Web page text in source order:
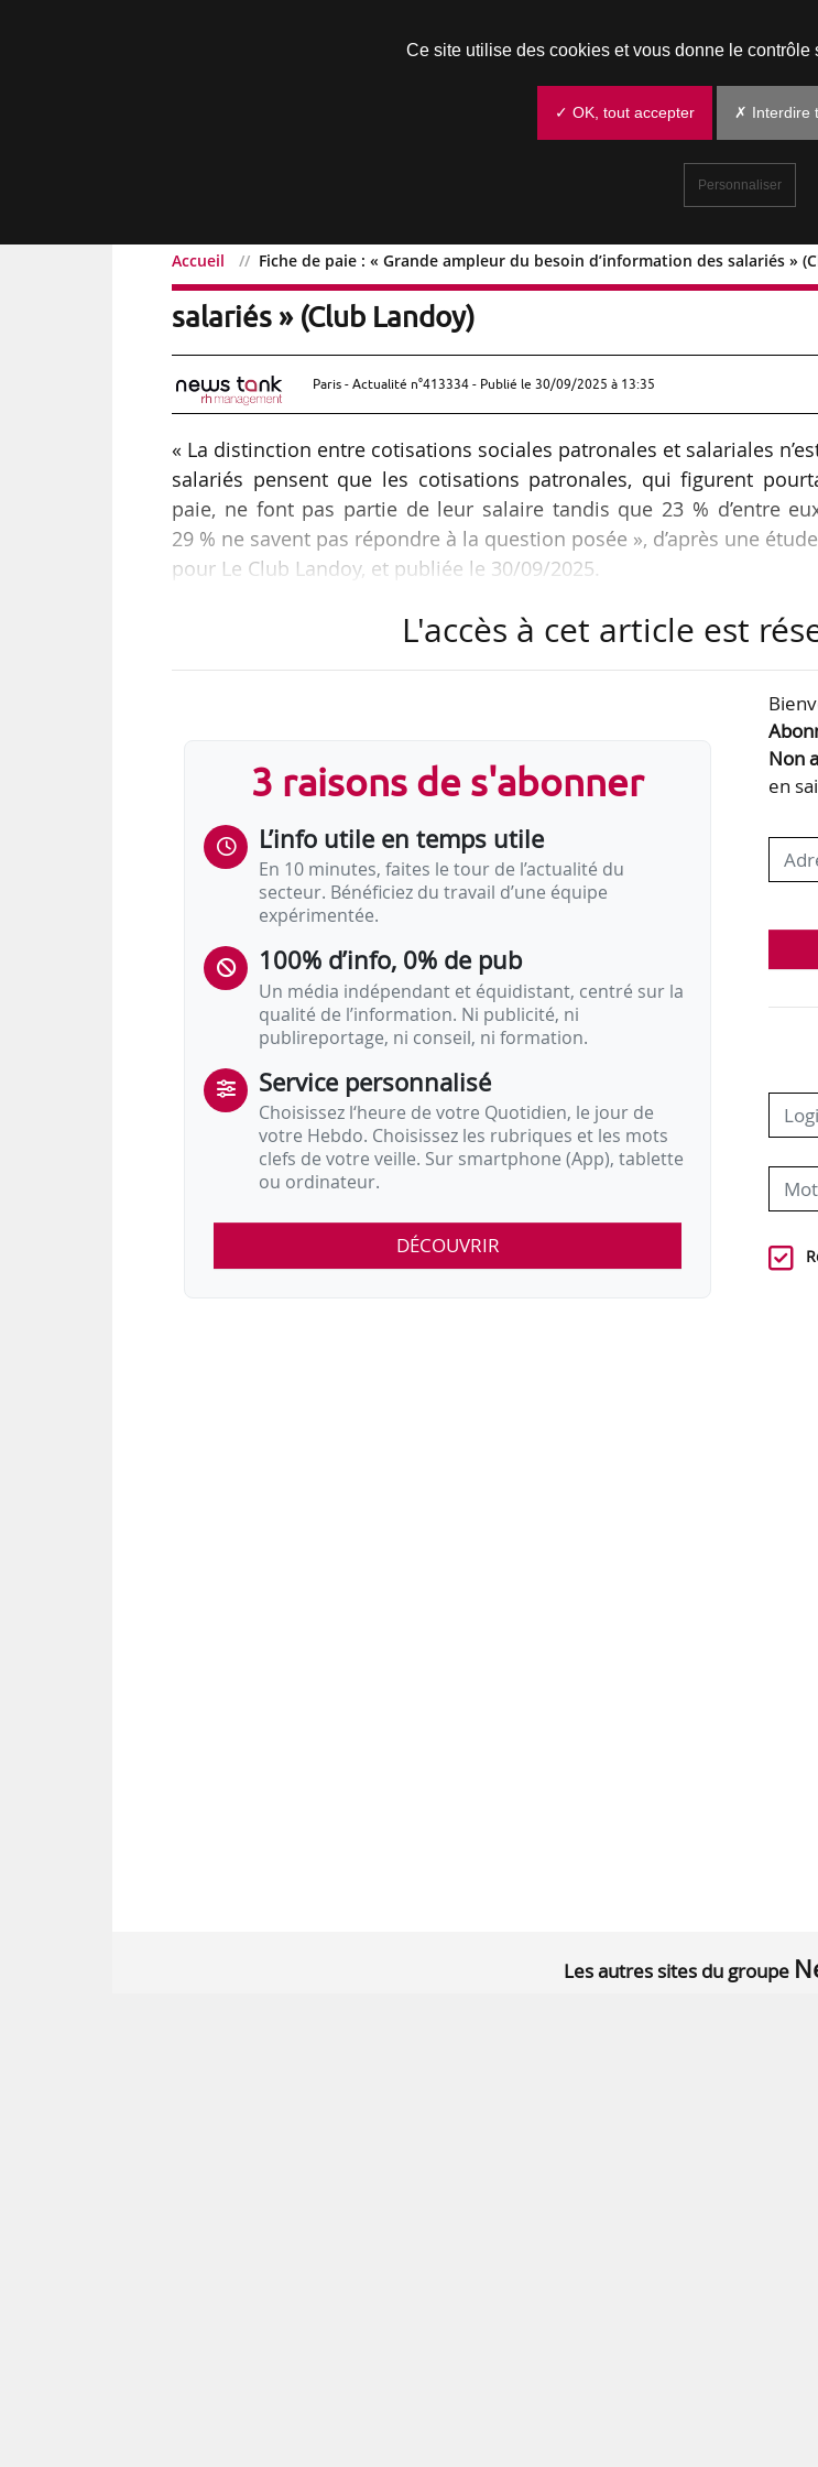
Accueil Fiche de paie : « Grande ampleur du besoin d’information des salariés »
Fiche de paie : « Grande ampleur du besoin
salariés » (Club Landoy)
Paris - Actualité n°413334 - Publié le 30/09/2025 à 13:35
« La distinction entre cotisations sociales patronales et salariales
salariés pensent que les cotisations patronales, qui figurent
paie, ne font pas partie de leur salaire tandis que 23 % d’entre
29 % ne savent pas répondre à la question posée », d’après une
pour Le Club Landoy, et publiée le 30/09/2025.
Cette enquête, intitulée « La fiche de paie, miroir social. Le grand
« La mauvaise définition du salaire brut découle directement de
patronales sont étrangères au salaire, alors même qu’elles
Ces cotisations semblent…
L'accès à cet article est
3 raisons de s'abonner
L’info utile en temps utile
En 10 minutes, faites le tour de l’actualité du
secteur. Bénéficiez du travail d’une équipe
expérimentée.
100% d’info, 0% de pub
Un média indépendant et équidistant, centré sur la
qualité de l’information. Ni publicité, ni
publireportage, ni conseil, ni formation.
Service personnalisé
Choisissez l‘heure de votre Quotidien, le jour de
votre Hebdo. Choisissez les rubriques et les mots
clefs de votre veille. Sur smartphone (App), tablette
ou ordinateur.
DÉCOUVRIR
Non
en
Les autres sites du groupe
Ce site utilise des cookies et vous donne le
✓ OK, tout accepter ✗ Interdire
Personnaliser